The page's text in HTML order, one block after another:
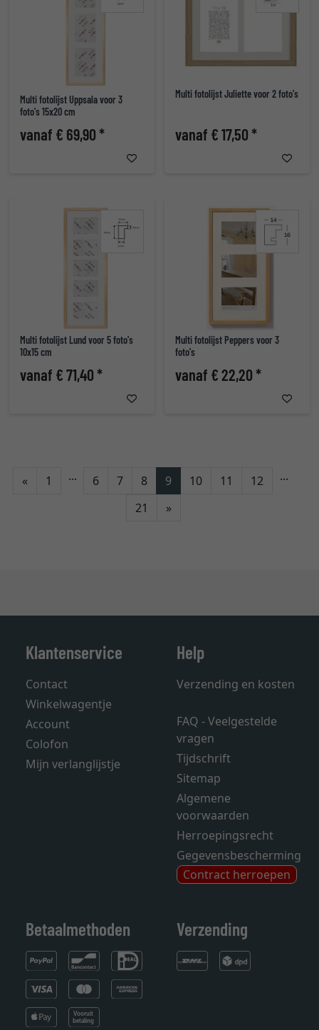
Multi fotolijst Uppsala voor 3
foto's 15x20 cm
vanaf € 69,90 *
Multi fotolijst Juliette voor 2 foto's
vanaf € 17,50 *
Multi fotolijst Lund voor 5 foto's
10x15 cm
vanaf € 71,40 *
Multi fotolijst Peppers voor 3
foto's
vanaf € 22,20 *
«Terug
1 ... 6 7 8 9 10 11 12 ...
21 »Verder
Klantenservice
Contact
Winkelwagentje
Account
Colofon
Mijn verlanglijstje
Help
Verzending en kosten
FAQ - Veelgestelde
vragen
Tijdschrift
Sitemap
Algemene
voorwaarden
Herroepingsrecht
Gegevensbescherming
Contract herroepen
Betaalmethoden Verzending